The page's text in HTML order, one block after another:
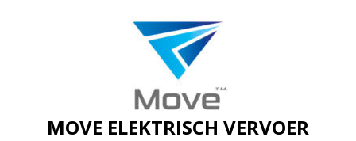
MOVE ELEKTRISCH VERVOER